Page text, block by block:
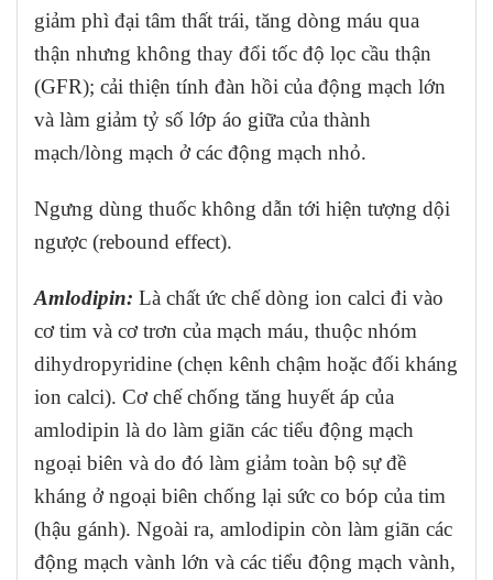
giảm phì đại tâm thất trái, tăng dòng máu qua
thận nhưng không thay đổi tốc độ lọc cầu thận
(GFR); cải thiện tính đàn hồi của động mạch lớn
và làm giảm tỷ số lớp áo giữa của thành
mạch/lòng mạch ở các động mạch nhỏ.
Ngưng dùng thuốc không dẫn tới hiện tượng dội
ngược (rebound effect).
Amlodipin: Là chất ức chế dòng ion calci đi vào
cơ tim và cơ trơn của mạch máu, thuộc nhóm
dihydropyridine (chẹn kênh chậm hoặc đối kháng
ion calci). Cơ chế chống tăng huyết áp của
amlodipin là do làm giãn các tiểu động mạch
ngoại biên và do đó làm giảm toàn bộ sự đề
kháng ở ngoại biên chống lại sức co bóp của tim
(hậu gánh). Ngoài ra, amlodipin còn làm giãn các
động mạch vành lớn và các tiểu động mạch vành,